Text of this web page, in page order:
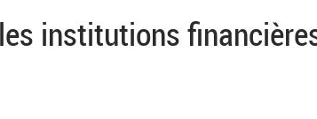
institutions